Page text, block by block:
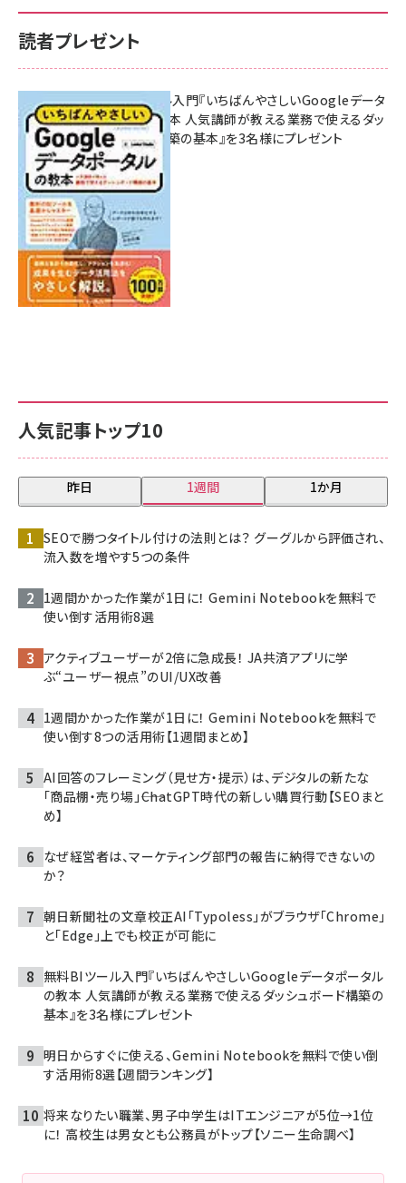
人気記事トップ10
昨日 1週間 1か月
SEOで勝つタイトル付けの法則とは？ グーグルから評価され、
流入数を増やす5つの条件
1週間かかった作業が1日に！ Gemini Notebookを無料で
使い倒す活用術8選
アクティブユーザーが2倍に急成長！ JA共済アプリに学
ぶ“ユーザー視点”のUI/UX改善
1週間かかった作業が1日に！ Gemini Notebookを無料で
使い倒す8つの活用術【1週間まとめ】
AI回答のフレーミング（見せ方・提示）は、デジタルの新たな
「商品棚・売り場」――ChatGPT時代の新しい購買行動【SEOまと
め】
なぜ経営者は、マーケティング部門の報告に納得できないの
か？
朝日新聞社の文章校正AI「Typoless」がブラウザ「Chrome」
と「Edge」上でも校正が可能に
無料BIツール入門『いちばんやさしいGoogleデータポータル
の教本 人気講師が教える業務で使えるダッシュボード構築の
基本』を3名様にプレゼント
明日からすぐに使える、Gemini Notebookを無料で使い倒
す活用術8選【週間ランキング】
将来なりたい職業、男子中学生はITエンジニアが5位→1位
に！ 高校生は男女とも公務員がトップ【ソニー生命調べ】
読者プレゼント
無料BIツール入門『いちばんやさしいGoogleデータ
ポータルの教本 人気講師が教える業務で使えるダッ
シュボード構築の基本』を3名様にプレゼント
7月31日 10:00